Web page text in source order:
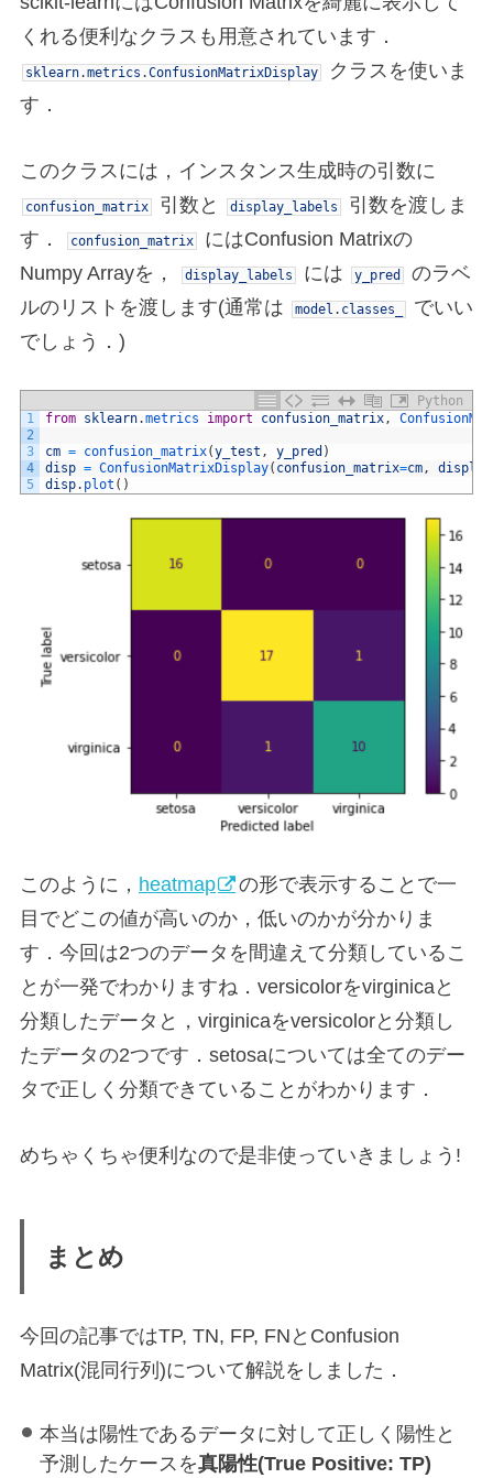
くれる便利なクラスも用意されています．
sklearn.metrics .ConfusionMatrixDisplay
クラスを使いま
す．
このクラスには，インスタンス生成時の引数に
confusion_matrix 引数と display_labels
引数を渡しま
す．
confusion_matrix
にはConfusion Matrixの
Numpy Arrayを，
display_labels には y_pred
のラベ
ルのリストを渡します(通常は
model . classes_
でいい
でしょう．)
Python
1
2
3
4
5
from sklearn.metrics import confusion_matrix,
cm = confusion_matrix(y_test , y_pred )
disp = ConfusionMatrixDisplay( confusion_matrix=cm,
disp. plot ( )
このように， heatmap
の形で表示することで一
目でどこの値が高いのか，低いのかが分かりま
す．今回は2つのデータを間違えて分類しているこ
とが一発でわかりますね．versicolorをvirginicaと
分類したデータと，virginicaをversicolorと分類し
たデータの2つです．setosaについては全てのデー
タで正しく分類できていることがわかります．
めちゃくちゃ便利なので是非使っていきましょう!
まとめ
今回の記事ではTP, TN, FP, FNとConfusion
Matrix(混同行列)について解説をしました．
本当は陽性であるデータに対して正しく陽性と
予測したケースを真陽性(True Positive: TP)